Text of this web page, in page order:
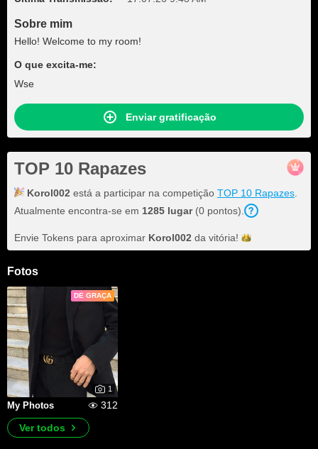
Sobre mim
Hello! Welcome to my room!
O que excita-me:
Wse
Enviar gratificação
TOP 10 Rapazes
Korol002 está a participar na competição TOP 10 Rapazes
Atualmente encontra-se em 1285 lugar(0 pontos).
Envie Tokens para aproximar Korol002 da vitória!
Fotos
DE GRAÇA
1
My Photos
312
Ver todos